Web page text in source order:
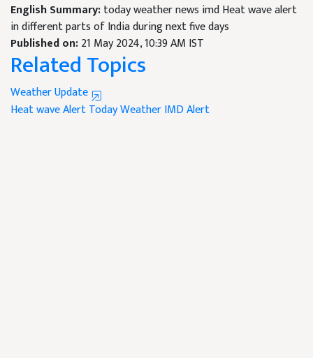
English Summary:today weather news imd Heat wave alert
in different parts of India during next five days
Published on:21 May 2024, 10:39 AM IST
Related Topics
Weather Update
Heat wave AlertToday WeatherIMD Alert